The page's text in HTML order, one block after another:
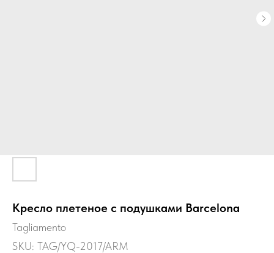
Кресло плетеное с подушками Barcelona
Tagliamento
SKU: TAG/YQ-2017/ARM